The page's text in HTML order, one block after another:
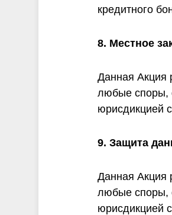
кредитного
8. Местное
Данная Акция
любые споры,
юрисдикцией
9. Защита
Данная Акция
любые споры,
юрисдикцией